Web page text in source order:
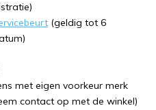
(geldig tot 6
met eigen voorkeur merk
contact op met de winkel)